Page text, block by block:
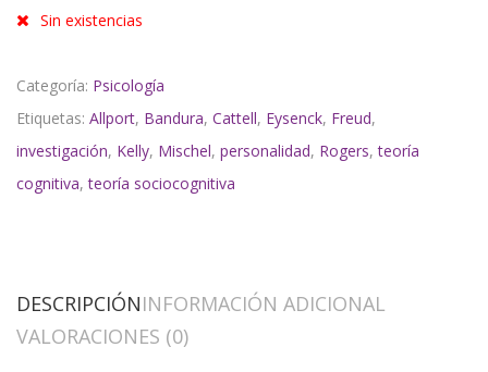
Sin existencias
Categoría: Psicología
Etiquetas: Allport, Bandura, Cattell, Eysenck, Freud,
investigación, Kelly, Mischel, personalidad, Rogers,teoría
cognitiva,teoría sociocognitiva
DESCRIPCIÓNINFORMACIÓN ADICIONAL
VALORACIONES (0)